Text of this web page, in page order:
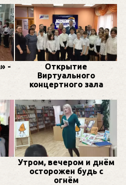
-
Открытие
Виртуального
концертного зала
Утром, вечером и днём
осторожен будь с
огнём